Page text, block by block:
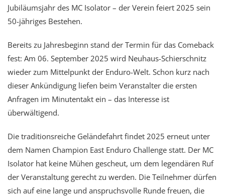
Jubiläumsjahr des MC Isolator – der Verein feiert 2025 sein
50-jähriges Bestehen.
Bereits zu Jahresbeginn stand der Termin für das Comeback
fest: Am 06. September 2025 wird Neuhaus-Schierschnitz
wieder zum Mittelpunkt der Enduro-Welt. Schon kurz nach
dieser Ankündigung liefen beim Veranstalter die ersten
Anfragen im Minutentakt ein – das Interesse ist
überwältigend.
Die traditionsreiche Geländefahrt findet 2025 erneut unter
dem Namen Champion East Enduro Challenge statt. Der MC
Isolator hat keine Mühen gescheut, um dem legendären Ruf
der Veranstaltung gerecht zu werden. Die Teilnehmer dürfen
sich auf eine lange und anspruchsvolle Runde freuen, die